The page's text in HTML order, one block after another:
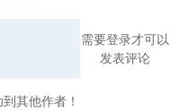
需要登录才可以
发表评论
其他作者！